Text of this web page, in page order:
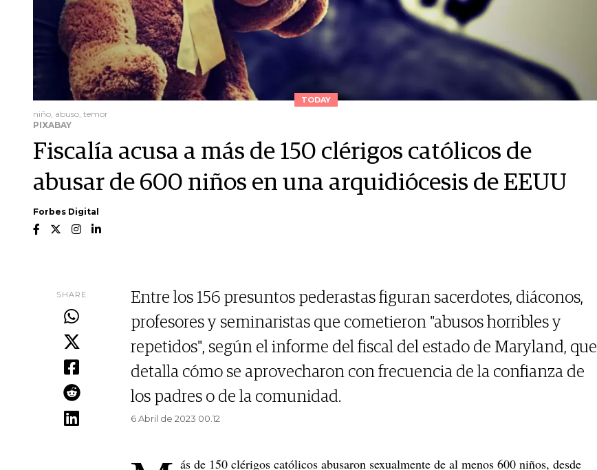
TODAY
niño, abuso, temor
PIXABAY
Fiscalía acusa a más de 150 clérigos católicos de
abusar de 600 niños en una arquidiócesis de EEUU
Forbes Digital
SHARE
Entre los 156 presuntos pederastas figuran sacerdotes, diáconos,
profesores y seminaristas que cometieron "abusos horribles y
repetidos", según el informe del fiscal del estado de Maryland, que
detalla cómo se aprovecharon con frecuencia de la confianza de
los padres o de la comunidad.
6 Abril de 2023 00.12
ás de 150 clérigos católicos abusaron sexualmente de al menos 600 niños, desde